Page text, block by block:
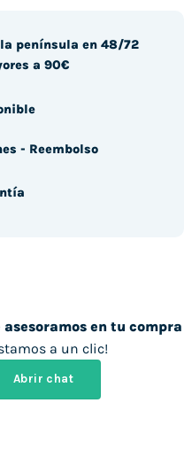
asesoramos en tu compra
a un clic!
Abrir chat
península en 48/72
a 90€
- Reembolso